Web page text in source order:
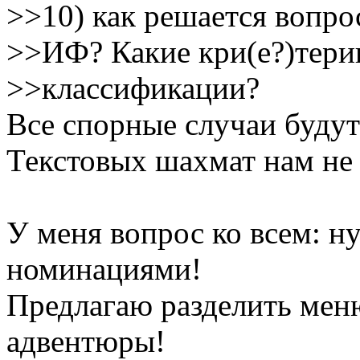
>>10) как решается
>>ИФ? Какие
>>классификации?
Все спорные случаи
Текстовых шахмат нам
У меня вопрос ко всем:
номинациями!
Предлагаю разделить
адвентюры!